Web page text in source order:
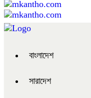
বাংলাদেশ
সারাদেশ